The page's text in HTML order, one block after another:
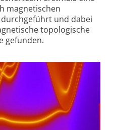
magnetischen
und dabei
topologische
gefunden.